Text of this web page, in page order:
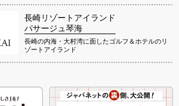
長崎リゾートアイランド
パサージュ琴海
長崎の内海・大村湾に面したゴルフ＆ホテルのリ
ゾートアイランド